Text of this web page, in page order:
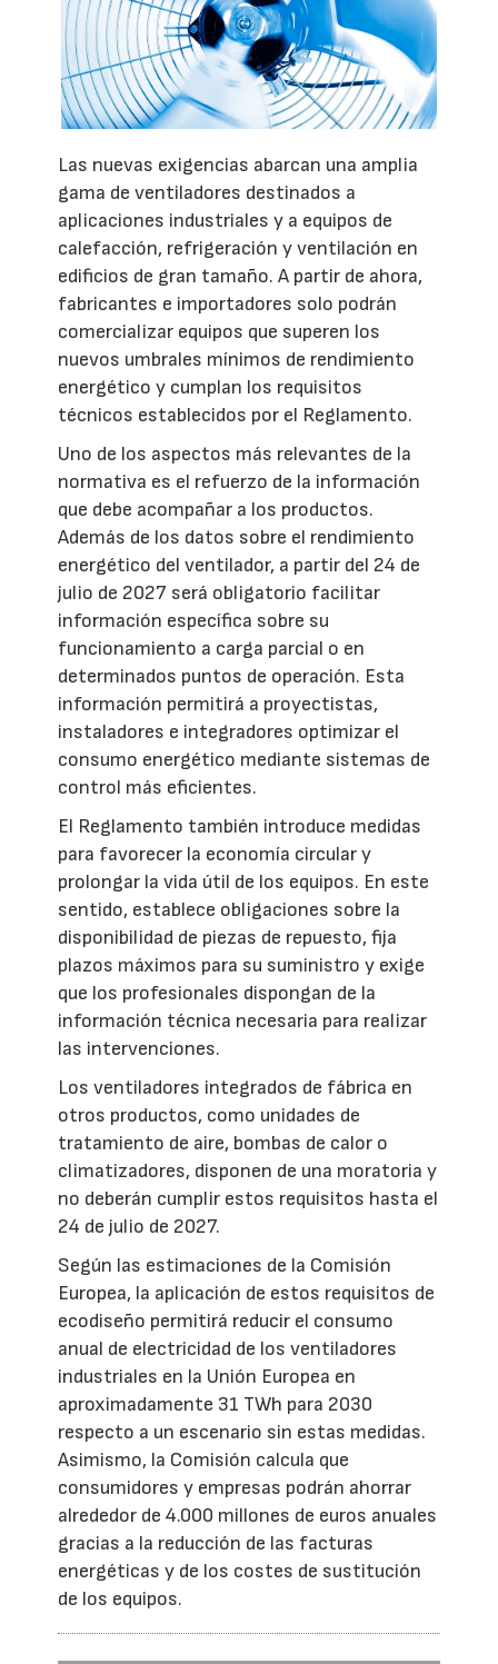
Las nuevas exigencias abarcan una amplia
gama de ventiladores destinados a
aplicaciones industriales y a equipos de
calefacción, refrigeración y ventilación en
edificios de gran tamaño. A partir de ahora,
fabricantes e importadores solo podrán
comercializar equipos que superen los
nuevos umbrales mínimos de rendimiento
energético y cumplan los requisitos
técnicos establecidos por el Reglamento.
Uno de los aspectos más relevantes de la
normativa es el refuerzo de la información
que debe acompañar a los productos.
Además de los datos sobre el rendimiento
energético del ventilador, a partir del 24 de
julio de 2027 será obligatorio facilitar
información específica sobre su
funcionamiento a carga parcial o en
determinados puntos de operación. Esta
información permitirá a proyectistas,
instaladores e integradores optimizar el
consumo energético mediante sistemas de
control más eficientes.
El Reglamento también introduce medidas
para favorecer la economía circular y
prolongar la vida útil de los equipos. En este
sentido, establece obligaciones sobre la
disponibilidad de piezas de repuesto, fija
plazos máximos para su suministro y exige
que los profesionales dispongan de la
información técnica necesaria para realizar
las intervenciones.
Los ventiladores integrados de fábrica en
otros productos, como unidades de
tratamiento de aire, bombas de calor o
climatizadores, disponen de una moratoria y
no deberán cumplir estos requisitos hasta el
24 de julio de 2027.
Según las estimaciones de la Comisión
Europea, la aplicación de estos requisitos de
ecodiseño permitirá reducir el consumo
anual de electricidad de los ventiladores
industriales en la Unión Europea en
aproximadamente 31 TWh para 2030
respecto a un escenario sin estas medidas.
Asimismo, la Comisión calcula que
consumidores y empresas podrán ahorrar
alrededor de 4.000 millones de euros anuales
gracias a la reducción de las facturas
energéticas y de los costes de sustitución
de los equipos.